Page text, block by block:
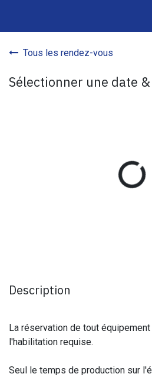
Tous les rendez-vous
Sélectionner une date
Description
La réservation de tout
l'habilitation requise.
Seul le temps de production sur